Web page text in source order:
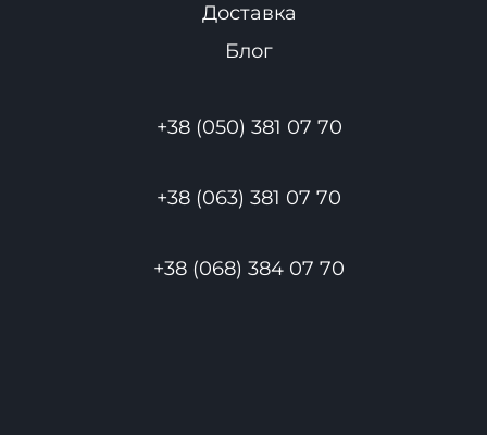
Доставка
Блог
+38 (050) 381 07 70
+38 (063) 381 07 70
+38 (068) 384 07 70